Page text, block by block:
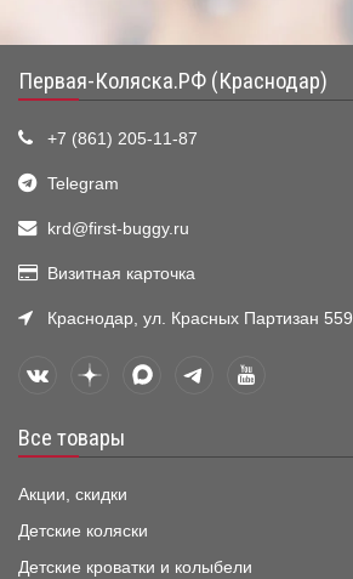
Первая-Коляска.РФ (Краснодар)
+7 (861) 205-11-87
Telegram
krd@first-buggy.ru
Визитная карточка
Краснодар, ул. Красных Партизан 559
Все товары
Акции, скидки
Детские коляски
Детские кроватки и колыбели